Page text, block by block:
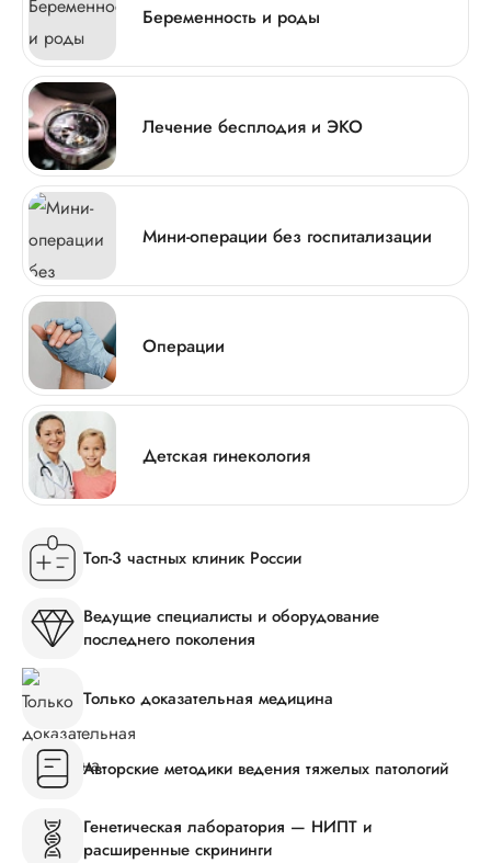
Беременность и роды
Лечение бесплодия и ЭКО
Мини-операции без госпитализации
Операции
Детская гинекология
Топ-3 частных клиник России
Ведущие специалисты и оборудование
последнего поколения
Только доказательная медицина
Авторские методики ведения тяжелых патологий
Генетическая лаборатория — НИПТ и
расширенные скрининги